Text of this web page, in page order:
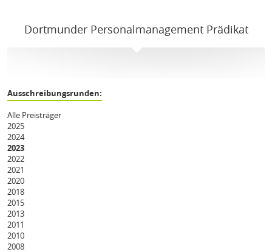
Dortmunder Personalmanagement Prädikat
Ausschreibungsrunden:
Alle Preisträger
2025
2024
2023
2022
2021
2020
2018
2015
2013
2011
2010
2008